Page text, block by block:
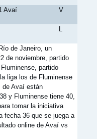
Avaí V
L
de Janeiro, un
de noviembre, partido
partido
liga los de Fluminense
de Avaí están
y Fluminense tiene 40,
tomar la iniciativa
fecha 36 que se juega a
online de Avaí vs